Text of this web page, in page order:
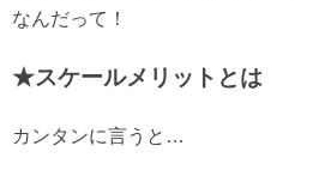
なんだって！
★スケールメリットとは
カンタンに言うと…